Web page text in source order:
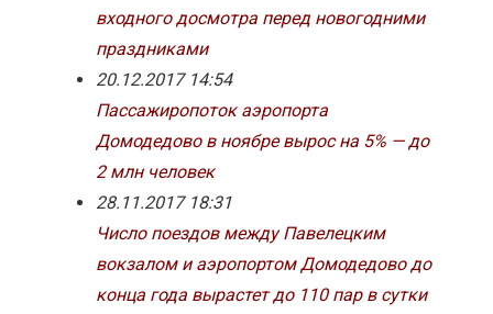
входного досмотра перед новогодними
праздниками
20.12.2017 14:54
Пассажиропоток аэропорта
Домодедово в ноябре вырос на 5% — до
2 млн человек
28.11.2017 18:31
Число поездов между Павелецким
вокзалом и аэропортом Домодедово до
конца года вырастет до 110 пар в сутки